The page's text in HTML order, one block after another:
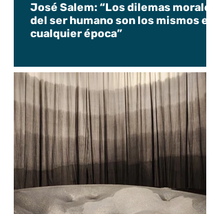
José Salem: “Los dilemas morales
del ser humano son los mismos en
cualquier época”